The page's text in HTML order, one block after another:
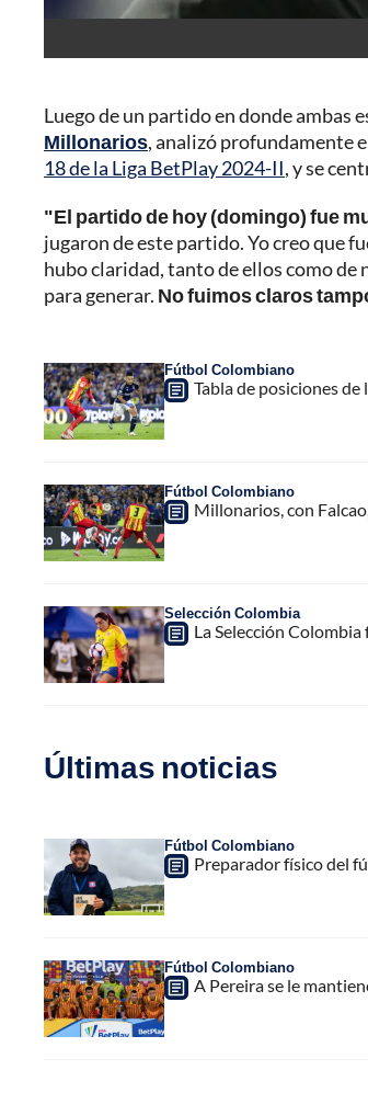
Luego de un partido en donde ambas
Millonarios, analizó profundamente
18 de la Liga BetPlay 2024-II, y se
"El partido de hoy (domingo) fue
jugaron de este partido. Yo creo que
hubo claridad, tanto de ellos como de
para generar. No fuimos claros
Fútbol Colombiano
Tabla de posiciones
Fútbol Colombiano
Millonarios, con
Selección Colombia
La Selección
Últimas noticias
Fútbol Colombiano
Preparador físico del
Fútbol Colombiano
A Pereira se le